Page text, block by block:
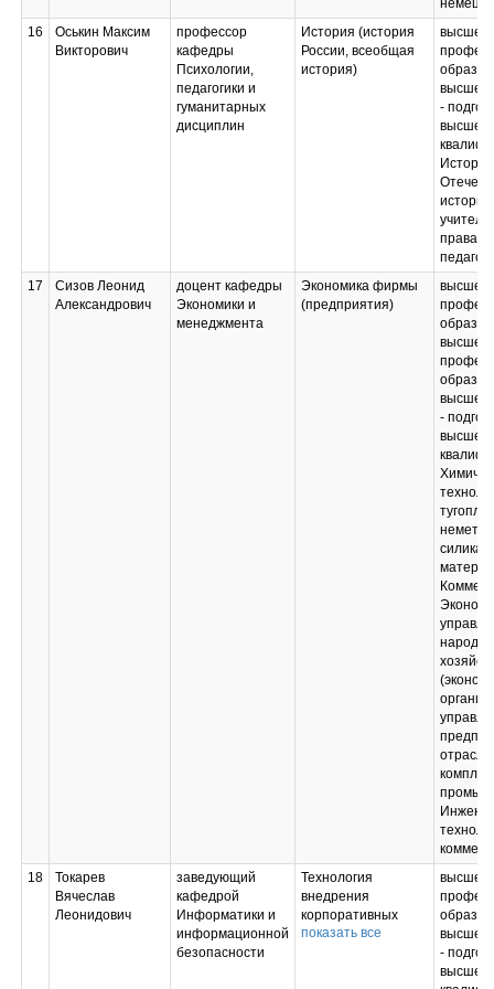
16
Оськин Максим
Викторович
профессор
кафедры
Психологии,
педагогики и
гуманитарных
дисциплин
История (история
России, всеобщая
история)
высшее
высшее
-
высшей
история
учитель
права,
педагог
17
Сизов Леонид
Александрович
доцент кафедры
Экономики и
менеджмента
Экономика фирмы
(предприятия)
высшее
высшее
высшее
-
высшей
18
Токарев
Вячеслав
Леонидович
заведующий
кафедрой
Информатики и
информационной
безопасности
Технология
внедрения
корпоративных
информационных
показать все
высшее
высшее
-
высшей